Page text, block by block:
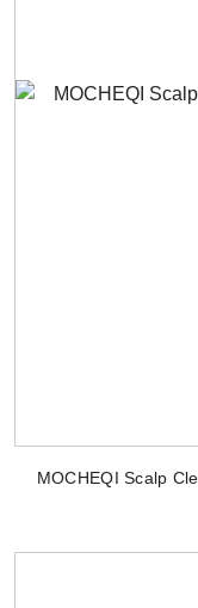
MOCHEQI Scalp